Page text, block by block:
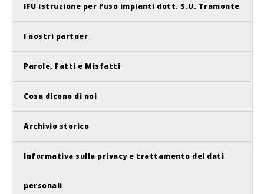
IFU istruzione per l’uso impianti dott. S.U. Tramonte
I nostri partner
Parole, Fatti e Misfatti
Cosa dicono di noi
Archivio storico
Informativa sulla privacy e trattamento dei dati
personali